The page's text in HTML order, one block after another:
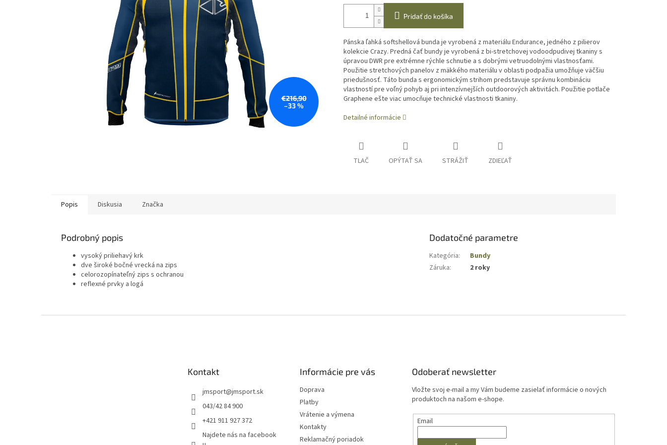
€216,90
–33 %
Pridať do košíka
Pánska ľahká softshellová bunda je vyrobená z materiálu Endurance, jedného z pilierov
kolekcie Crazy. Predná čať bundy je vyrobená z bi-stretchovej vodoodpudivej tkaniny s
úpravou DWR pre extrémne rýchle schnutie a s dobrými vetruodolnými vlastnosťami.
Použitie stretchových panelov z mäkkého materiálu v oblasti podpažia umožňuje väčšiu
priedušnosť. Táto bunda s ergonomickým strihom predstavuje správnu kombináciu
vlastností pre voľný pohyb aj pri intenzívnejších outdoorových aktivitách. Použitie potlače
Graphene ešte viac umocňuje technické vlastnosti tkaniny.
Detailné informácie
TLAČ OPÝTAŤ SA STRÁŽIŤ ZDIEĽAŤ
Popis Diskusia Značka
Podrobný popis
vysoký priliehavý krk
dve široké bočné vrecká na zips
celorozopínateľný zips s ochranou
reflexné prvky a logá
Dodatočné parametre
Kategória:
Bundy
Záruka: 2 roky
Kontakt
jmsport@jmsport.sk
043/42 84 900
+421 911 927 372
Najdete nás na facebook
Informácie pre vás
Doprava
Platby
Vrátenie a výmena
Kontakty
Reklamačný poriadok
Odoberať newsletter
Vložte svoj e-mail a my Vám budeme zasielať informácie o nových
produktoch na našom e-shope.
Email